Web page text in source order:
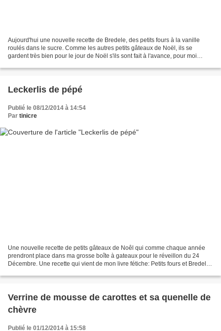
Aujourd'hui une nouvelle recette de Bredele, des petits fours à la vanille
roulés dans le sucre. Comme les autres petits gâteaux de Noël, ils se
gardent très bien pour le jour de Noël s'ils sont fait à l'avance, pour moi
Leckerlis de pépé
Publié le 08/12/2014 à 14:54
Par tinicre
Une nouvelle recette de petits gâteaux de Noêl qui comme chaque année
prendront place dans ma grosse boîte à gateaux pour le réveillon du 24
Décembre. Une recette qui vient de mon livre fétiche: Petits fours et Bredele
Verrine de mousse de carottes et sa quenelle de
chèvre
Publié le 01/12/2014 à 15:58